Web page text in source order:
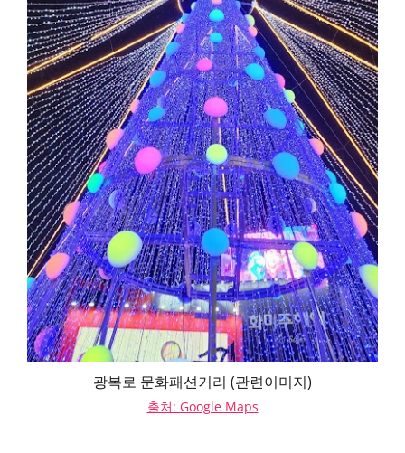
광복로 문화패션거리 (관련이미지)
출처: Google Maps